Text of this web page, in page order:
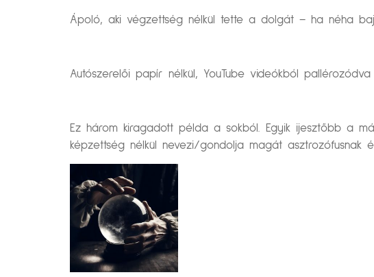
Ápoló, aki végzettség nélkül tette a dolgát – ha néha
Autószerelői papír nélkül, YouTube videókból pallérozódva
Ez három kiragadott példa a sokból. Egyik ijesztőbb a
képzettség nélkül nevezi/gondolja magát asztrozófusnak